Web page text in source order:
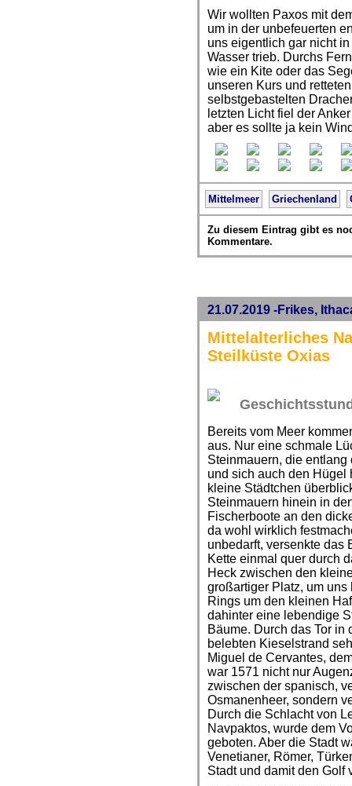
Wir wollten Paxos mit
um in der unbefeuerten
uns eigentlich gar nicht
Wasser trieb. Durchs
wie ein Kite oder das
unseren Kurs und
selbstgebastelten
letzten Licht fiel der
aber es sollte ja kein
Mittelmeer Griechenland
Zu diesem Eintrag gibt es
Kommentare.
21.07.2019 -Frikes,
Mittelalterliches
Steilküste Oxias
Bereits vom Meer
aus. Nur eine schmale
Steinmauern, die
und sich auch den Hügel
kleine Städtchen
Steinmauern hinein in
Fischerboote an den
da wohl wirklich
unbedarft, versenkte das
Kette einmal quer durch
Heck zwischen den
großartiger Platz, um
Rings um den kleinen
dahinter eine lebendige
Bäume. Durch das Tor in
belebten Kieselstrand
Miguel de Cervantes,
war 1571 nicht nur
zwischen der spanisch,
Osmanenheer, sondern
Durch die Schlacht von
Navpaktos, wurde dem
geboten. Aber die Stadt
Venetianer, Römer,
Stadt und damit den Golf